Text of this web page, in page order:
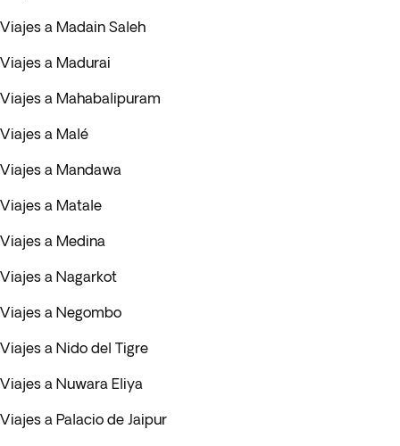
Viajes a Madain Saleh
Viajes a Madurai
Viajes a Mahabalipuram
Viajes a Malé
Viajes a Mandawa
Viajes a Matale
Viajes a Medina
Viajes a Nagarkot
Viajes a Negombo
Viajes a Nido del Tigre
Viajes a Nuwara Eliya
Viajes a Palacio de Jaipur